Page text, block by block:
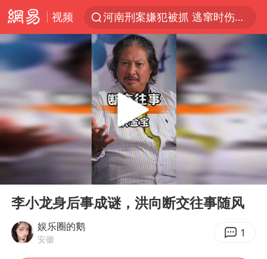
视频
河南刑案嫌犯被抓 逃窜时伤害多人
国乒女单三将晋级四强
光影经济撬动暑期消费新蓝海
《欢迎来龙餐馆》口碑
白海豚将正面袭击贯穿浙江
购飞机票7分钟后退票被扣2022元
情侣在平潭拍日出时坠崖致一死一伤
郑丽文：台湾从来没有“独立”过
Play
00:36
李小龙身后事成谜，洪向断交往事随风
娱乐圈的鹅
安徽 1